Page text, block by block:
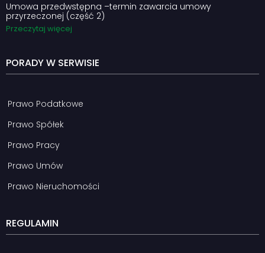
Umowa przedwstępna –termin zawarcia umowy
przyrzeczonej (część 2)
Przeczytaj więcej
PORADY W SERWISIE
Prawo Podatkowe
Prawo Spółek
Prawo Pracy
Prawo Umów
Prawo Nieruchomości
REGULAMIN